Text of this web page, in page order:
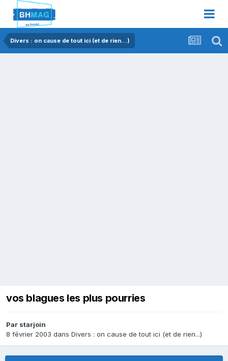
Divers : on cause de tout ici (et de rien...)
vos blagues les plus pourries
Par starjoin
8 février 2003 dans Divers : on cause de tout ici (et de rien...)